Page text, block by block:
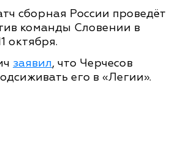
сборная России проведёт
команды Словении в
октября.
заявил, что Черчесов
его в «Легии».